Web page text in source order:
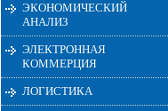
ЭКОНОМИЧЕСКИЙ
АНАЛИЗ
ЭЛЕКТРОННАЯ
КОММЕРЦИЯ
ЛОГИСТИКА